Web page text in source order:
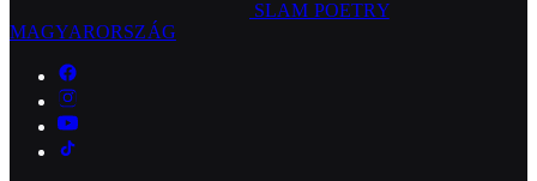
SLAM POETRY
MAGYARORSZÁG